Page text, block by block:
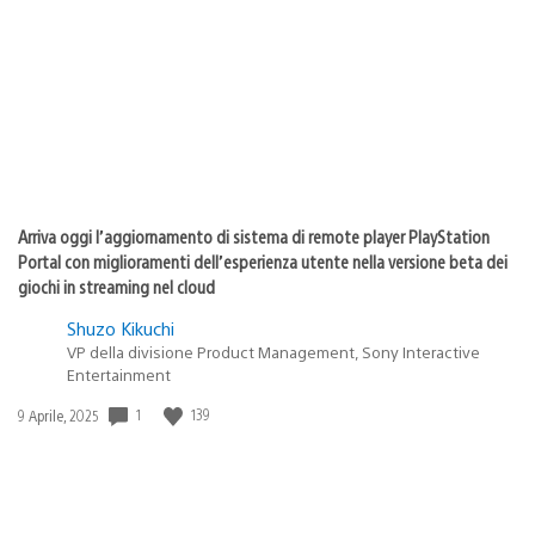
Arriva oggi l’aggiornamento di sistema di remote player PlayStation
Portal con miglioramenti dell’esperienza utente nella versione beta dei
giochi in streaming nel cloud
Shuzo Kikuchi
VP della divisione Product Management, Sony Interactive
Entertainment
Data
9 Aprile, 2025 1 139